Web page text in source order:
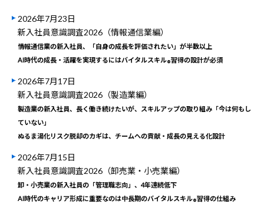
2026年7月23日
新入社員意識調査2026（情報通信業編）
情報通信業の新入社員、「自身の成長を評価されたい」が半数以上
AI時代の成長・活躍を実現するにはバイタルスキル®習得の設計が必須
2026年7月17日
新入社員意識調査2026（製造業編）
製造業の新入社員、長く働き続けたいが、スキルアップの取り組み「今は何もし
ていない」
ぬるま湯化リスク脱却のカギは、チームへの貢献・成長の見える化設計
2026年7月15日
新入社員意識調査2026（卸売業・小売業編）
卸・小売業の新入社員の「管理職志向」、4年連続低下
AI時代のキャリア形成に重要なのは中長期のバイタルスキル®習得の仕組み